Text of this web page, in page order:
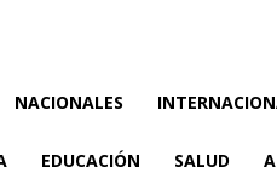
NACIONALES
EDUCACIÓN SALUD